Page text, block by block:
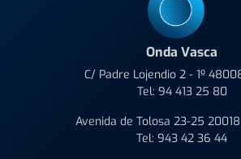
Onda Vasca
C/ Padre Lojendio 2 - 1º
Tel: 94 413 25 80
Avenida de Tolosa 23-25
Tel: 943 42 36 44